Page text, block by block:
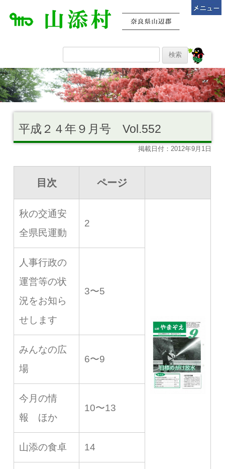
平成２４年９月号 Vol.552
掲載日付：2012年9月1日
目次 ページ
秋の交通安
全県民運動
2
人事行政の
運営等の状
況をお知ら
せします
3〜5
みんなの広
場
6〜9
今月の情
報 ほか
10〜13
山添の食卓 14